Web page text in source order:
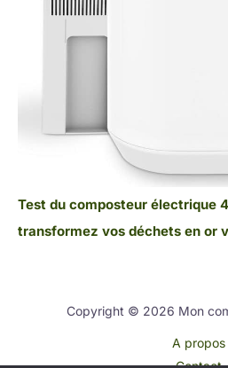
Test du composteur électrique
transformez vos déchets en or
Copyright © 2026 Mon
A propos